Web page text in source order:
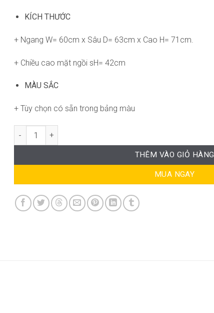
KÍCH THƯỚC
+ Ngang W= 60cm x Sâu D= 63cm x Cao H= 71cm.
+ Chiều cao mặt ngồi sH= 42cm
MÀU SẮC
+ Tùy chọn có sẵn trong bảng màu
Ghế RPB-WC1272 số lượng
THÊM VÀO GIỎ HÀNG
MUA NGAY